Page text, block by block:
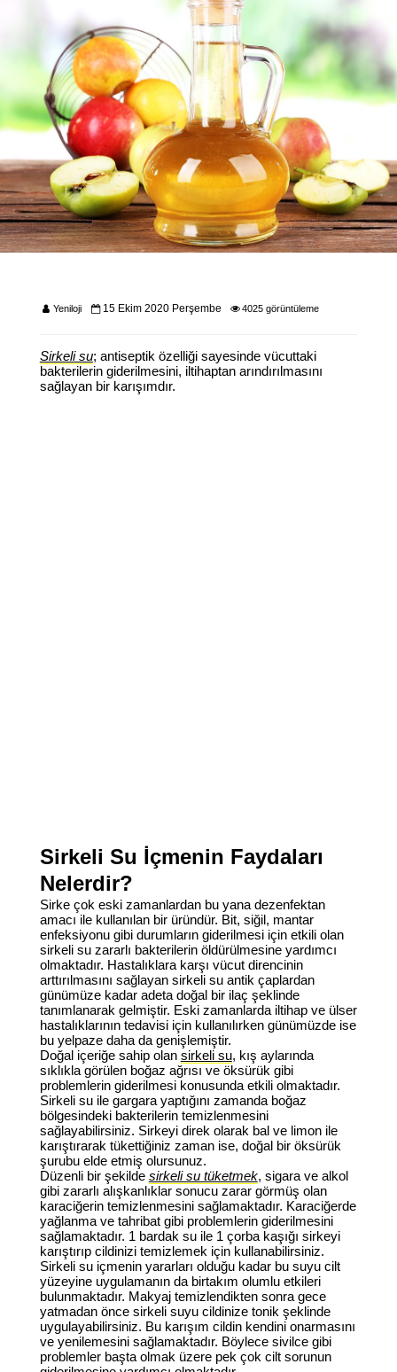
Yeniloji 15 Ekim 2020 Perşembe 4025 görüntüleme
Sirkeli su; antiseptik özelliği sayesinde vücuttaki
bakterilerin giderilmesini, iltihaptan arındırılmasını
sağlayan bir karışımdır.
Sirkeli Su İçmenin Faydaları
Nelerdir?
Sirke çok eski zamanlardan bu yana dezenfektan
amacı ile kullanılan bir üründür. Bit, siğil, mantar
enfeksiyonu gibi durumların giderilmesi için etkili olan
sirkeli su zararlı bakterilerin öldürülmesine yardımcı
olmaktadır. Hastalıklara karşı vücut direncinin
arttırılmasını sağlayan sirkeli su antik çaplardan
günümüze kadar adeta doğal bir ilaç şeklinde
tanımlanarak gelmiştir. Eski zamanlarda iltihap ve ülser
hastalıklarının tedavisi için kullanılırken günümüzde ise
bu yelpaze daha da genişlemiştir.
Doğal içeriğe sahip olan sirkeli su, kış aylarında
sıklıkla görülen boğaz ağrısı ve öksürük gibi
problemlerin giderilmesi konusunda etkili olmaktadır.
Sirkeli su ile gargara yaptığını zamanda boğaz
bölgesindeki bakterilerin temizlenmesini
sağlayabilirsiniz. Sirkeyi direk olarak bal ve limon ile
karıştırarak tükettiğiniz zaman ise, doğal bir öksürük
şurubu elde etmiş olursunuz.
Düzenli bir şekilde sirkeli su tüketmek, sigara ve alkol
gibi zararlı alışkanlıklar sonucu zarar görmüş olan
karaciğerin temizlenmesini sağlamaktadır. Karaciğerde
yağlanma ve tahribat gibi problemlerin giderilmesini
sağlamaktadır. 1 bardak su ile 1 çorba kaşığı sirkeyi
karıştırıp cildinizi temizlemek için kullanabilirsiniz.
Sirkeli su içmenin yararları olduğu kadar bu suyu cilt
yüzeyine uygulamanın da birtakım olumlu etkileri
bulunmaktadır. Makyaj temizlendikten sonra gece
yatmadan önce sirkeli suyu cildinize tonik şeklinde
uygulayabilirsiniz. Bu karışım cildin kendini onarmasını
ve yenilemesini sağlamaktadır. Böylece sivilce gibi
problemler başta olmak üzere pek çok cilt sorunun